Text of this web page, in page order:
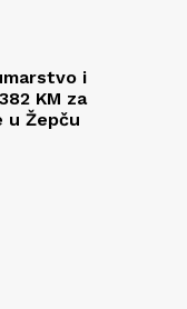
i
KM za
u Žepču